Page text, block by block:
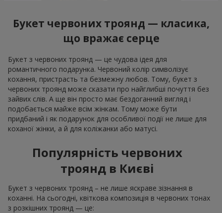
Букет червоних троянд — класика,
що вражає серце
Букет з червоних троянд — це чудова ідея для
романтичного подарунка. Червоний колір символізує
кохання, пристрасть та безмежну любов. Тому, букет з
червоних троянд може сказати про найглибші почуття без
зайвих слів. А ще він просто має бездоганний вигляд і
подобається майже всім жінкам. Тому може бути
придбаний і як подарунок для особливої події не лише для
коханої жінки, а й для коліжанки або матусі.
Популярність червоних
троянд в Києві
Букет з червоних троянд – не лише яскраве зізнання в
коханні. На сьогодні, квіткова композиція в червоних тонах
з розкішних троянд — це: